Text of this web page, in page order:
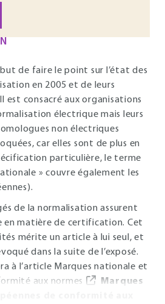
de faire le point sur l’état des
en 2005 et de leurs
est consacré aux organisations
électrique mais leurs
non électriques
car elles sont de plus en
particulière, le terme
» couvre également les
de la normalisation assurent
en matière de certification. Cet
mérite un article à lui seul, et
dans la suite de l’exposé.
à l’article Marques nationale et
aux normes
Marques